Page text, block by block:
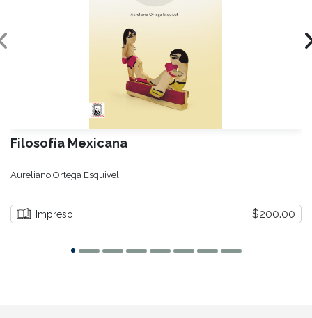
Filosofía Mexicana
Aureliano Ortega Esquivel
Impreso $200.00